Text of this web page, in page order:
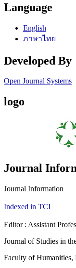
Language
English
ภาษาไทย
Developed By
Open Journal Systems
logo
Journal
Journal Information
Indexed in TCI
Editor : Assistant
Journal of Studies in
Faculty of Humanities,